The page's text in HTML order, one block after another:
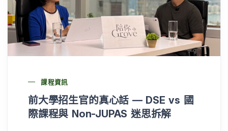
課程資訊
前大學招生官的真心話 — DSE vs 國
際課程與 Non-JUPAS 迷思拆解